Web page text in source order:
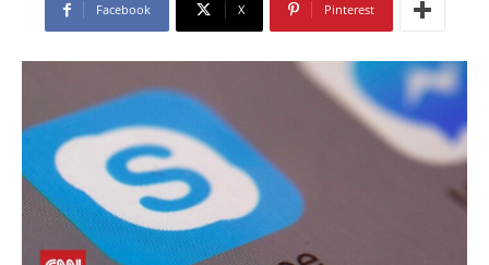
Facebook X Pinterest